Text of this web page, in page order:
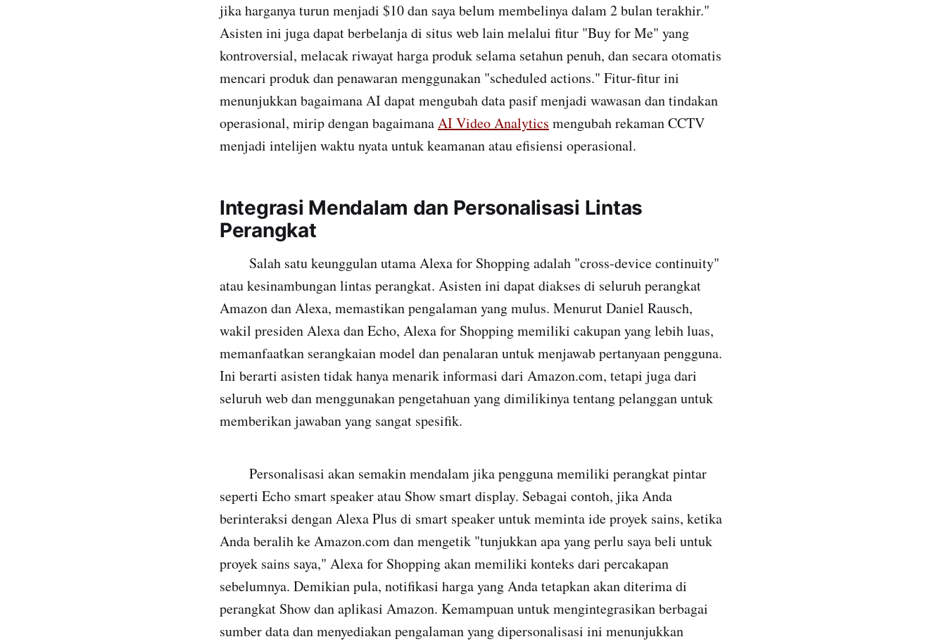
jika harganya turun menjadi $10 dan saya belum membelinya dalam 2 bulan terakhir."
Asisten ini juga dapat berbelanja di situs web lain melalui fitur "Buy for Me" yang
kontroversial, melacak riwayat harga produk selama setahun penuh, dan secara otomatis
mencari produk dan penawaran menggunakan "scheduled actions." Fitur-fitur ini
menunjukkan bagaimana AI dapat mengubah data pasif menjadi wawasan dan tindakan
operasional, mirip dengan bagaimanaAI Video Analytics mengubah rekaman CCTV
menjadi intelijen waktu nyata untuk keamanan atau efisiensi operasional.
Integrasi Mendalam dan Personalisasi Lintas
Perangkat
Salah satu keunggulan utama Alexa for Shopping adalah "cross-device continuity"
atau kesinambungan lintas perangkat. Asisten ini dapat diakses di seluruh perangkat
Amazon dan Alexa, memastikan pengalaman yang mulus. Menurut Daniel Rausch,
wakil presiden Alexa dan Echo, Alexa for Shopping memiliki cakupan yang lebih luas,
memanfaatkan serangkaian model dan penalaran untuk menjawab pertanyaan pengguna.
Ini berarti asisten tidak hanya menarik informasi dari Amazon.com, tetapi juga dari
seluruh web dan menggunakan pengetahuan yang dimilikinya tentang pelanggan untuk
memberikan jawaban yang sangat spesifik.
Personalisasi akan semakin mendalam jika pengguna memiliki perangkat pintar
seperti Echo smart speaker atau Show smart display. Sebagai contoh, jika Anda
berinteraksi dengan Alexa Plus di smart speaker untuk meminta ide proyek sains, ketika
Anda beralih ke Amazon.com dan mengetik "tunjukkan apa yang perlu saya beli untuk
proyek sains saya," Alexa for Shopping akan memiliki konteks dari percakapan
sebelumnya. Demikian pula, notifikasi harga yang Anda tetapkan akan diterima di
perangkat Show dan aplikasi Amazon. Kemampuan untuk mengintegrasikan berbagai
sumber data dan menyediakan pengalaman yang dipersonalisasi ini menunjukkan